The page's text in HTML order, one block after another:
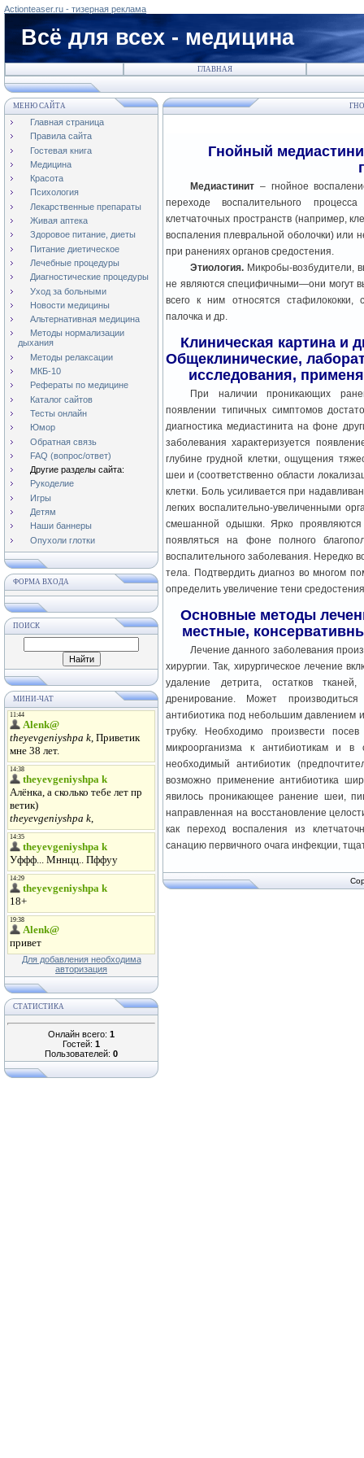
Actionteaser.ru - тизерная реклама
Всё для всех - медицина
ГЛАВНАЯ
МЕНЮ САЙТА
Главная страница
Правила сайта
Гостевая книга
Медицина
Красота
Психология
Лекарственные препараты
Живая аптека
Здоровое питание, диеты
Питание диетическое
Лечебные процедуры
Диагностические процедуры
Уход за больными
Новости медицины
Альтернативная медицина
Методы нормализации
дыхания
Методы релаксации
МКБ-10
Рефераты по медицине
Каталог сайтов
Тесты онлайн
Юмор
Обратная связь
FAQ (вопрос/ответ)
Другие разделы сайта:
Рукоделие
Игры
Детям
Наши баннеры
Опухоли глотки
ФОРМА ВХОДА
ПОИСК
МИНИ-ЧАТ
Для добавления необходима
авторизация
СТАТИСТИКА
Онлайн всего: 1
Гостей: 1
Пользователей: 0
Гнойный
Медиастинит – гнойное
переходе воспалительного
клетчаточных пространств (например,
воспаления плевральной оболочки) или
при ранениях органов средостения.
Этиология. Микробы-возбудители,
не являются специфичными—они могут
всего к ним относятся стафилококки,
палочка и др.
Клиническая картина и
Общеклинические,
исследования,
При наличии проникающих
появлении типичных симптомов
диагностика медиастинита на фоне
заболевания характеризуется
глубине грудной клетки, ощущения
шеи и (соответственно области
клетки. Боль усиливается при
легких воспалительно-увеличенными
смешанной одышки. Ярко проявляются
появляться на фоне полного
воспалительного заболевания. Нередко
тела. Подтвердить диагноз во многом
определить увеличение тени
Основные методы
местные,
Лечение данного заболевания
хирургии. Так, хирургическое лечение
удаление детрита, остатков
дренирование. Может
антибиотика под небольшим давлением
трубку. Необходимо произвести посев
микроорганизма к антибиотикам и в
необходимый антибиотик
возможно применение антибиотика
явилось проникающее ранение шеи,
направленная на восстановление
как переход воспаления из
санацию первичного очага инфекции,